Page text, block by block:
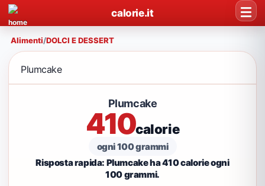
calorie.it
Alimenti/DOLCI E DESSERT
Plumcake
Plumcake
410calorie
ogni 100 grammi
Risposta rapida: Plumcake ha 410 calorie ogni
100 grammi.